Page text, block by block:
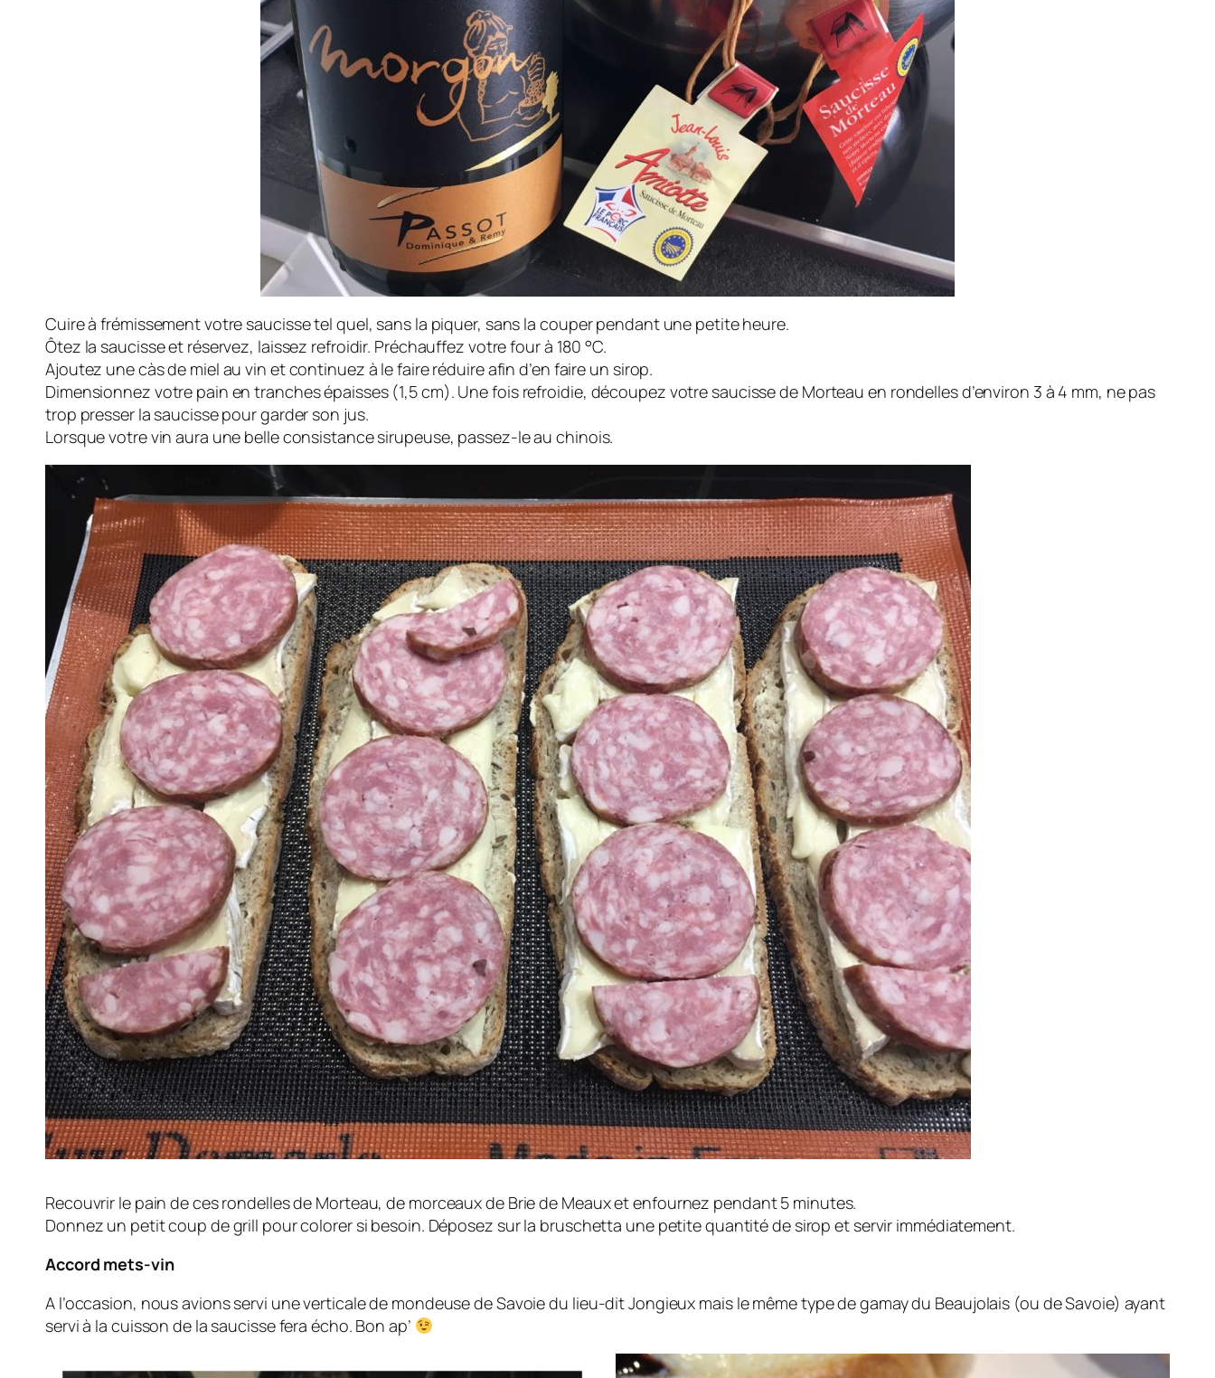
Cuire à frémissement votre saucisse tel quel, sans la piquer, sans la couper pendant une petite heure.
Ôtez la saucisse et réservez, laissez refroidir. Préchauffez votre four à 180 °C.
Ajoutez une càs de miel au vin et continuez à le faire réduire afin d’en faire un sirop.
Dimensionnez votre pain en tranches épaisses (1,5 cm). Une fois refroidie, découpez votre saucisse de Morteau en rondelles d’environ 3 à 4 mm, ne pas
trop presser la saucisse pour garder son jus.
Lorsque votre vin aura une belle consistance sirupeuse, passez-le au chinois.
Recouvrir le pain de ces rondelles de Morteau, de morceaux de Brie de Meaux et enfournez pendant 5 minutes.
Donnez un petit coup de grill pour colorer si besoin. Déposez sur la bruschetta une petite quantité de sirop et servir immédiatement.
Accord mets-vin
A l’occasion, nous avions servi une verticale de mondeuse de Savoie du lieu-dit Jongieux mais le même type de gamay du Beaujolais (ou de Savoie) ayant
servi à la cuisson de la saucisse fera écho. Bon ap’